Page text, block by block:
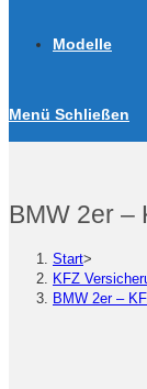
Modelle
Menü Schließen
BMW 2er –
Start>
KFZ
BMW 2er –